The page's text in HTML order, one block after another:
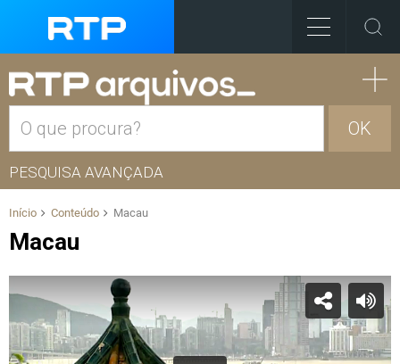
OK
PESQUISA AVANÇADA
Início Conteúdo Macau
Macau